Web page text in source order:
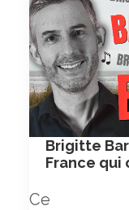
Brigitte
France qui
Ce